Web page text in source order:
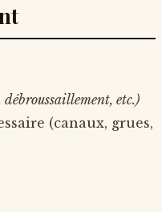
etc.)
(canaux, grues,